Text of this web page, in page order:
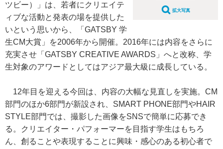
拡大写真
ツビー）」は、若者にクリエイテ
ィブな活動と発表の場を提供した
いという思いから、「GATSBY 学
生CM大賞」を2006年から開催。2016年には内容をさらに
充実させ「GATSBY CREATIVE AWARDS」へと改称、学
生対象のアワードとしてはアジア最大級に成長している。
12年目を迎える今回は、内容の大幅な見直しを実施。CM
部門のほか6部門が新設され、SMART PHONE部門やHAIR
STYLE部門では、撮影した画像をSNSで簡単に応募でき
る。クリエイター・パフォーマーを目指す学生はもちろ
ん、創ることや表現することに興味・感心のある初心者で